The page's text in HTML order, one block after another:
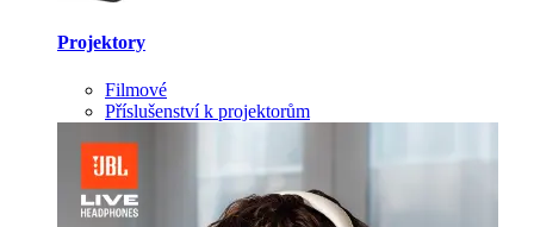
Projektory
Filmové
Příslušenství k projektorům